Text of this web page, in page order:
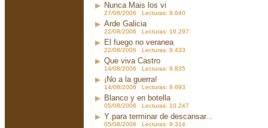
Nunca Mais los vi
27/08/2006 Lecturas: 9.640
Arde Galicia
22/08/2006 Lecturas: 10.297
El fuego no veranea
22/08/2006 Lecturas: 9.433
Que viva Castro
14/08/2006 Lecturas: 9.835
¡No a la guerra!
14/08/2006 Lecturas: 9.693
Blanco y en botella
05/08/2006 Lecturas: 10.247
Y para terminar de descansar...
05/08/2006 Lecturas: 9.314